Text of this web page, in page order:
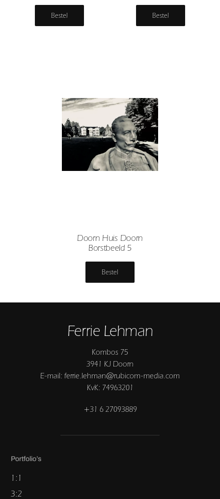
Bestel Bestel
Doorn Huis Doorn
Borstbeeld 5
Bestel
Ferrie Lehman
Kombos 75
3941 KJ Doorn
E-mail: ferrie.lehman@rubicom-media.com
KvK: 74963201
+31 6 27093889
Portfolio’s
1:1
3:2